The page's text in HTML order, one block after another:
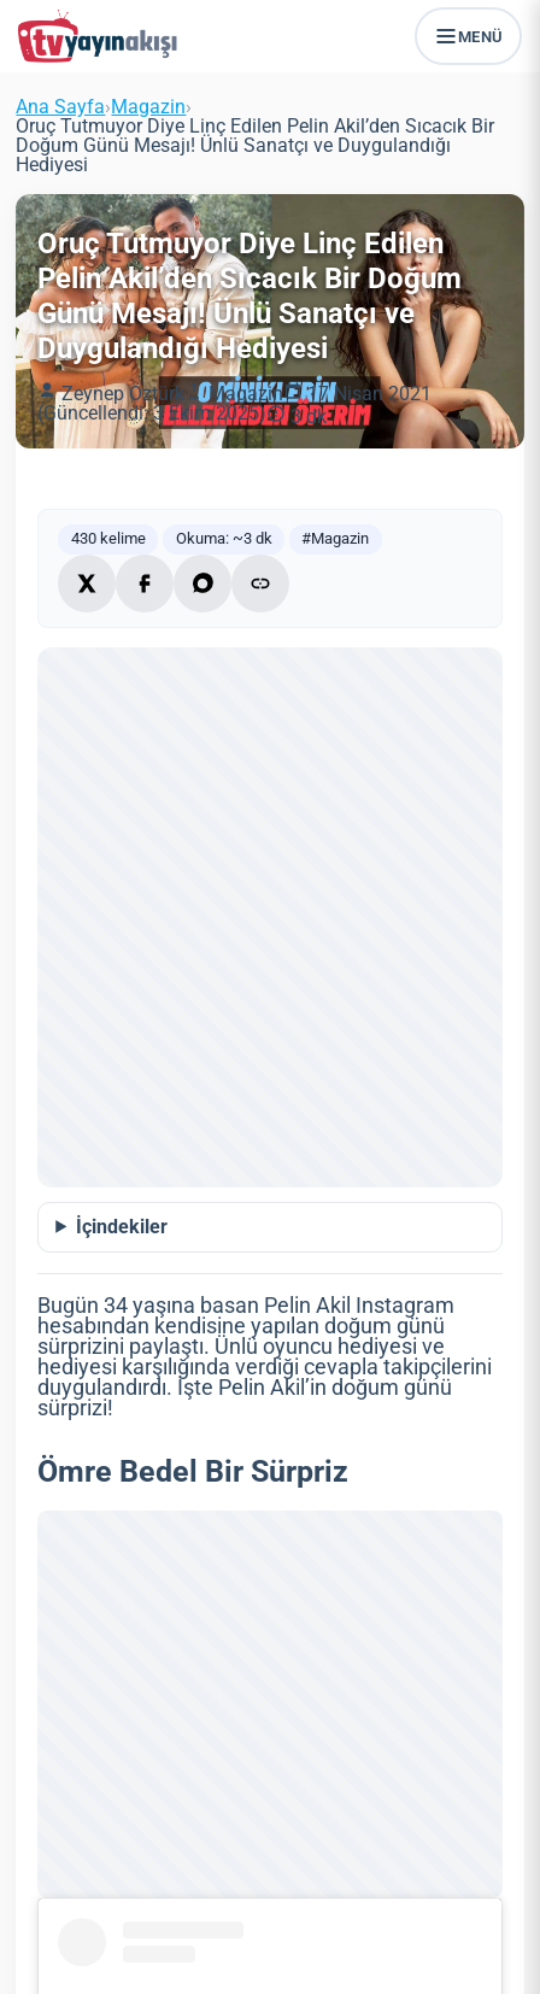
MENÜ
Ana Sayfa›Magazin›
Oruç Tutmuyor Diye Linç Edilen Pelin Akil’den Sıcacık Bir
Doğum Günü Mesajı! Ünlü Sanatçı ve Duygulandığı
Hediyesi
Oruç Tutmuyor Diye Linç Edilen
Pelin Akil’den Sıcacık Bir Doğum
Günü Mesajı! Ünlü Sanatçı ve
Duygulandığı Hediyesi
Zeynep Öztürk Magazin
17 Nisan 2021
(Güncellendi: 3 Ekim 2025)
3 dk
430 kelime Okuma: ~3 dk #Magazin
İçindekiler
Bugün 34 yaşına basan Pelin Akil Instagram
hesabından kendisine yapılan doğum günü
sürprizini paylaştı. Ünlü oyuncu hediyesi ve
hediyesi karşılığında verdiği cevapla takipçilerini
duygulandırdı. İşte Pelin Akil’in doğum günü
sürprizi!
Ömre Bedel Bir Sürpriz